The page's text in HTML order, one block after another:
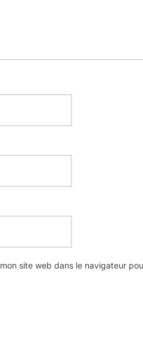
site web dans le navigateur